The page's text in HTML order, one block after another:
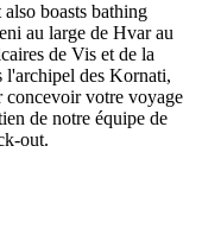
boasts bathing
au large de Hvar au
de Vis et de la
l'archipel des Kornati,
concevoir votre voyage
de notre équipe de
out.